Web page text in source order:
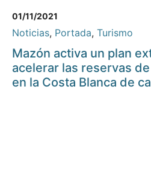
01/11/2021
Noticias, Portada, Turismo
Mazón activa un plan
acelerar las reservas
en la Costa Blanca de